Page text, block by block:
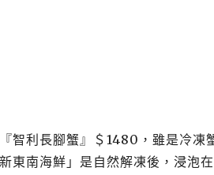
智利長腳蟹』＄ 1480 ，雖是冷凍
東南海鮮」是自然解凍後，浸泡